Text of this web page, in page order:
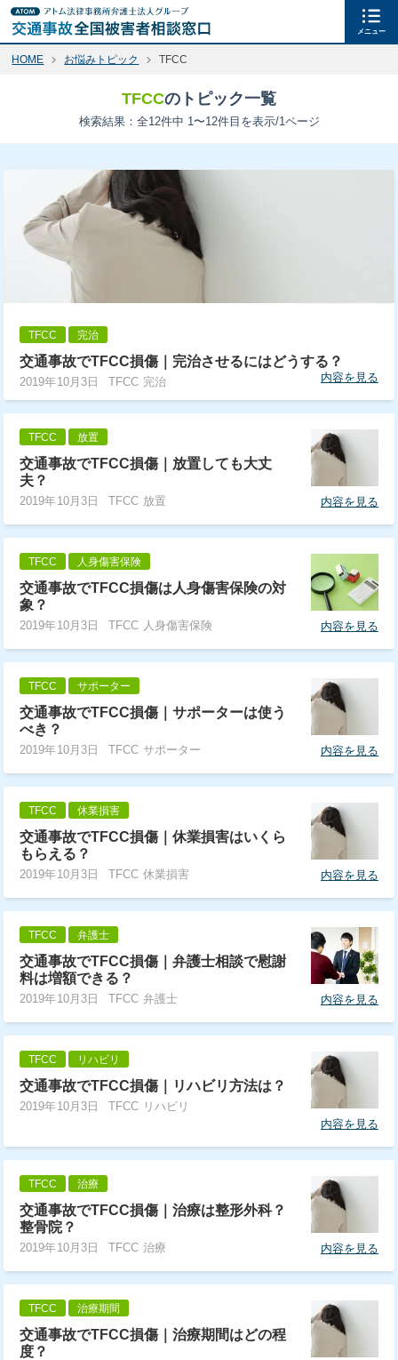
メニュー
HOME お悩みトピック TFCC
TFCCのトピック一覧
検索結果：全12件中 1〜12件目を表示/1ページ
TFCC 完治
交通事故でTFCC損傷｜完治させるにはどうする？
2019年10月3日 TFCC 完治 内容を見る
TFCC 放置
交通事故でTFCC損傷｜放置しても大丈
夫？
2019年10月3日 TFCC 放置 内容を見る
TFCC 人身傷害保険
交通事故でTFCC損傷は人身傷害保険の対
象？
2019年10月3日 TFCC 人身傷害保険 内容を見る
TFCC サポーター
交通事故でTFCC損傷｜サポーターは使う
べき？
2019年10月3日 TFCC サポーター 内容を見る
TFCC 休業損害
交通事故でTFCC損傷｜休業損害はいくら
もらえる？
2019年10月3日 TFCC 休業損害 内容を見る
TFCC 弁護士
交通事故でTFCC損傷｜弁護士相談で慰謝
料は増額できる？
2019年10月3日 TFCC 弁護士 内容を見る
TFCC リハビリ
交通事故でTFCC損傷｜リハビリ方法は？
2019年10月3日
TFCC リハビリ
内容を見る
TFCC 治療
交通事故でTFCC損傷｜治療は整形外科？
整骨院？
2019年10月3日 TFCC 治療 内容を見る
TFCC 治療期間
交通事故でTFCC損傷｜治療期間はどの程
度？